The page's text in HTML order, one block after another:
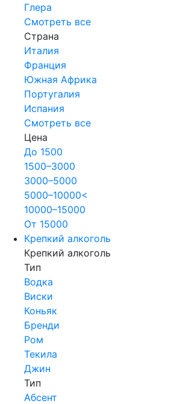
Глера
Смотреть все
Страна
Италия
Франция
Южная Африка
Португалия
Испания
Смотреть все
Цена
До 1500
1500–3000
3000–5000
5000–10000<
10000–15000
От 15000
Крепкий алкоголь
Крепкий алкоголь
Тип
Водка
Виски
Коньяк
Бренди
Ром
Текила
Джин
Тип
Абсент